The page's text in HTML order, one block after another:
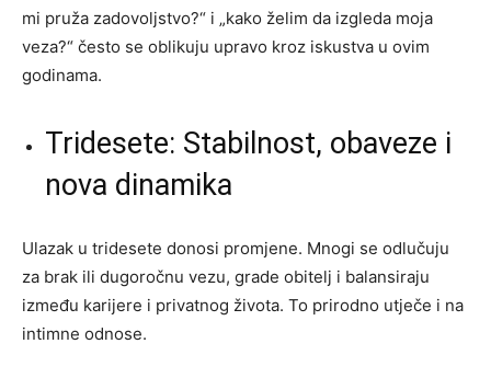
mi pruža zadovoljstvo?“ i „kako želim da izgleda moja
veza?“ često se oblikuju upravo kroz iskustva u ovim
godinama.
Tridesete: Stabilnost, obaveze i
nova dinamika
Ulazak u tridesete donosi promjene. Mnogi se odlučuju
za brak ili dugoročnu vezu, grade obitelj i balansiraju
između karijere i privatnog života. To prirodno utječe i na
intimne odnose.